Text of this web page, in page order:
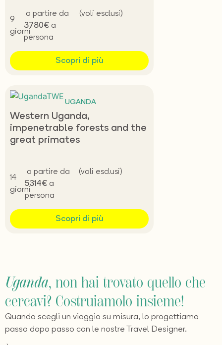
Settembre
Ottobre
9
giorni
a partire da
3780€ a
persona
(voli esclusi)
Scopri di più
UGANDA
Western Uganda,
impenetrable forests and the
great primates
14
giorni
a partire da
5314€a
persona
(voli esclusi)
Scopri di più
Uganda, non hai trovato quello che
cercavi? Costruiamolo insieme!
Quando scegli un viaggio su misura, lo progettiamo
passo dopo passo con le nostre Travel Designer.